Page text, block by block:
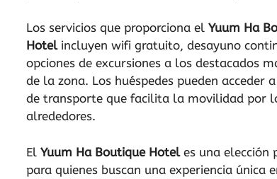
Los servicios que proporciona el Yuum Ha
Hotelincluyen wifi gratuito, desayuno
opciones de excursiones a los destacados
de la zona. Los huéspedes pueden acceder
de transporte que facilita la movilidad por
alrededores.
El Yuum Ha Boutique Hoteles una elección
para quienes buscan una experiencia única